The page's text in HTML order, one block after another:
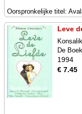
Oorspronkelijke titel:
Leve
De
1994
€ 7.45